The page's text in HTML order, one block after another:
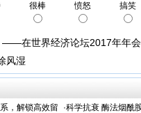
很棒 愤怒 搞笑
——在世界经济论坛2017年年会
风湿
，解锁高效留
·科学抗衰 酶法烟酰